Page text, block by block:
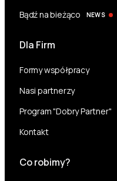
Bądź na bieżąco
NEWS
Dla Firm
Formy współpracy
Nasi partnerzy
Program "Dobry Partner"
Kontakt
Co robimy?